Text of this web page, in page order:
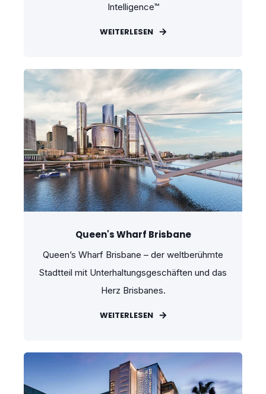
Intelligence™
WEITERLESEN
Queen's Wharf Brisbane
Queen’s Wharf Brisbane – der weltberühmte
Stadtteil mit Unterhaltungsgeschäften und das
Herz Brisbanes.
WEITERLESEN